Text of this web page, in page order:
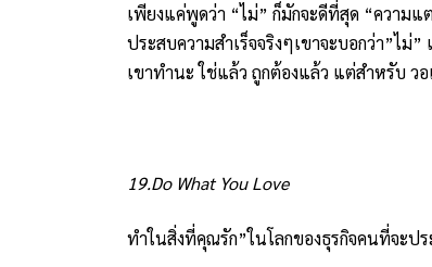
เพียงแค่พูดว่า “ไม่” ก็มักจะดีที่สุด “ความแ
ประสบความสำเร็จจริงๆเขาจะบอกว่า”ไม่
เขาทำนะ ใช่แล้ว ถูกต้องแล้ว แต่สำหรับ ว
19.Do What You Love
ทำในสิ่งที่คุณรัก”ในโลกของธุรกิจคนที่จะป